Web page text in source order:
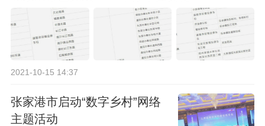
2021-10-15 14:37
张家港市启动“数字乡村”网络
主题活动